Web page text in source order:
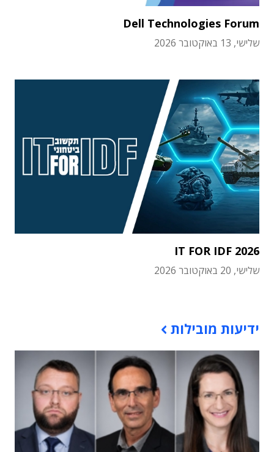
Dell Technologies Forum
שלישי, 13 באוקטובר 2026
IT FOR IDF 2026
שלישי, 20 באוקטובר 2026
ידיעות מובילות